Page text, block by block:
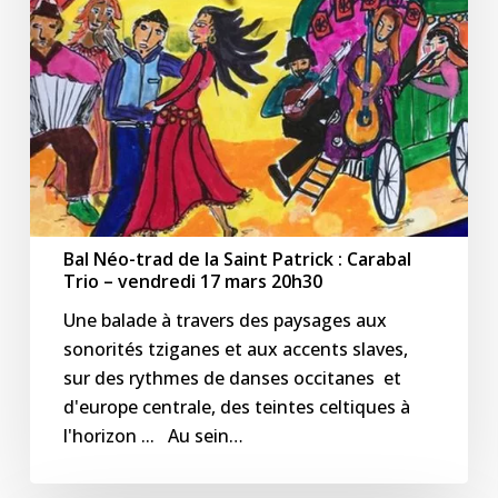
:
Carabal
Trio
–
vendredi
17
mars
20h30
Bal Néo-trad de la Saint Patrick : Carabal
Trio – vendredi 17 mars 20h30
Une balade à travers des paysages aux
sonorités tziganes et aux accents slaves,
sur des rythmes de danses occitanes et
d'europe centrale, des teintes celtiques à
l'horizon ... Au sein…